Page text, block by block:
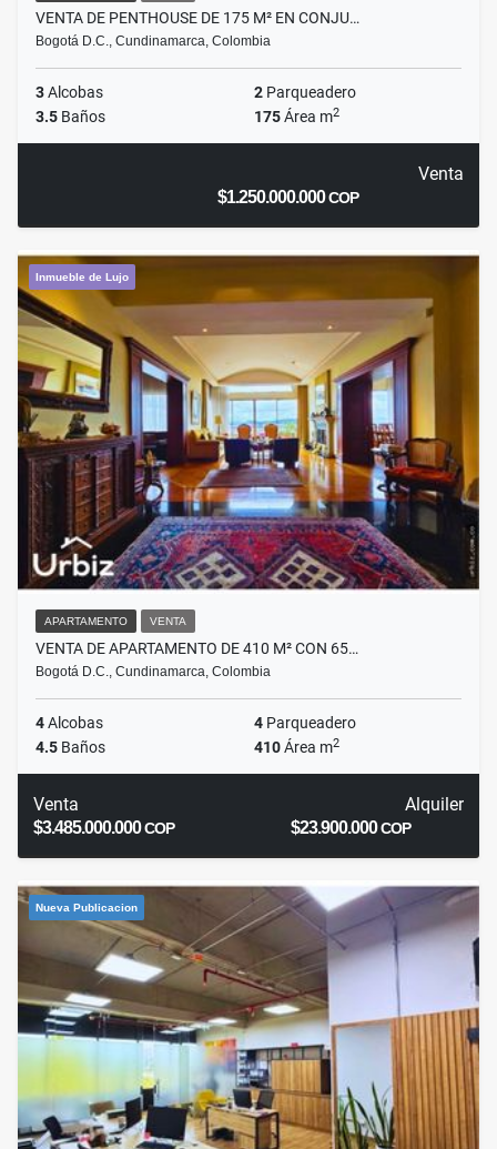
VENTA DE PENTHOUSE DE 175 M² EN CONJU…
Bogotá D.C., Cundinamarca, Colombia
3Alcobas 2 Parqueadero
3.5 Baños 175Área m2
Venta
$1.250.000.000COP
Inmueble de Lujo
APARTAMENTO VENTA
VENTA DE APARTAMENTO DE 410 M² CON 65…
Bogotá D.C., Cundinamarca, Colombia
4Alcobas 4 Parqueadero
4.5 Baños 410Área m2
Venta
$3.485.000.000COP
Alquiler
$23.900.000COP
Nueva Publicacion